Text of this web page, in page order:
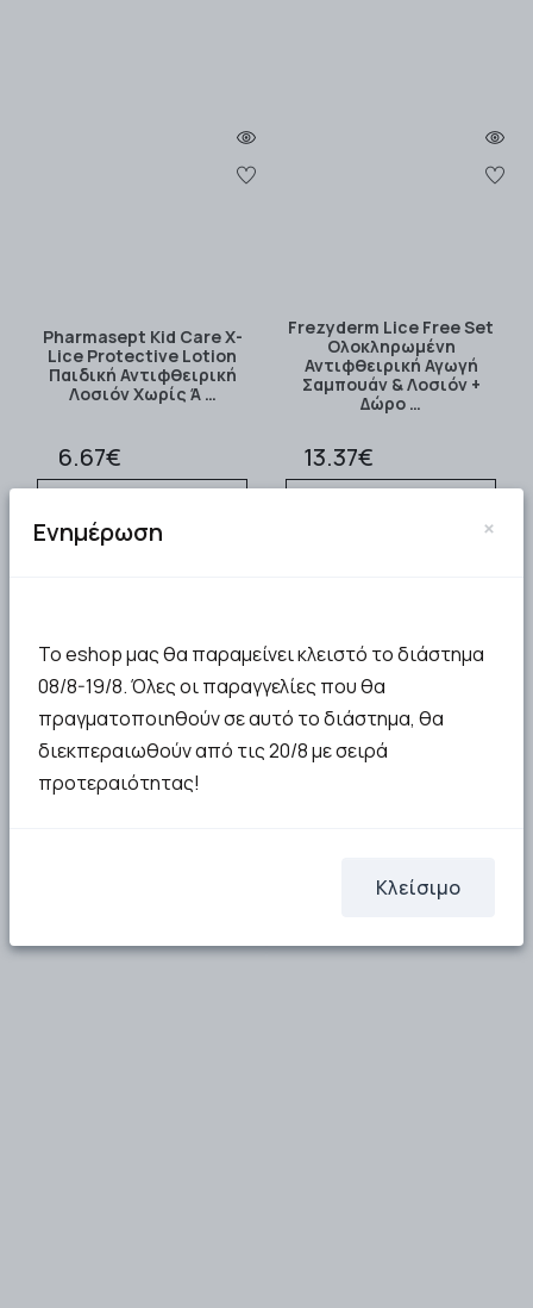
Pharmasept Kid Care X-
Lice Protective Lotion
Παιδική Αντιφθειρική
Λοσιόν Χωρίς Ά …
6.67€
Frezyderm Lice Free Set
Ολοκληρωμένη
Αντιφθειρική Αγωγή
Σαμπουάν & Λοσιόν +
Δώρο …
13.37€
Ενημέρωση ×
Το eshop μας θα παραμείνει κλειστό το διάστημα
08/8-19/8. Όλες οι παραγγελίες που θα
πραγματοποιηθούν σε αυτό το διάστημα, θα
διεκπεραιωθούν από τις 20/8 με σειρά
προτεραιότητας!
Κλείσιμο